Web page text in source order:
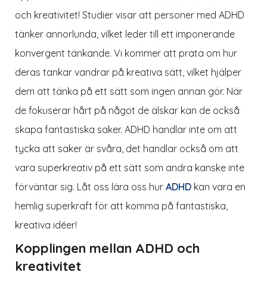
och kreativitet! Studier visar att personer med ADHD
tänker annorlunda, vilket leder till ett imponerande
konvergent tänkande. Vi kommer att prata om hur
deras tankar vandrar på kreativa sätt, vilket hjälper
dem att tänka på ett sätt som ingen annan gör. När
de fokuserar hårt på något de älskar kan de också
skapa fantastiska saker. ADHD handlar inte om att
tycka att saker är svåra, det handlar också om att
vara superkreativ på ett sätt som andra kanske inte
förväntar sig. Låt oss lära oss hur ADHD kan vara en
hemlig superkraft för att komma på fantastiska,
kreativa idéer!
Kopplingen mellan ADHD och
kreativitet